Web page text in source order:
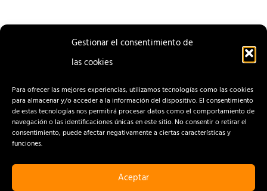
Gestionar el consentimiento de
las cookies
Para ofrecer las mejores experiencias, utilizamos tecnologías como las cookies
para almacenar y/o acceder a la información del dispositivo. El consentimiento
de estas tecnologías nos permitirá procesar datos como el comportamiento de
navegación o las identificaciones únicas en este sitio. No consentir o retirar el
consentimiento, puede afectar negativamente a ciertas características y
funciones.
Aceptar
ENTRADA
CONTACTO